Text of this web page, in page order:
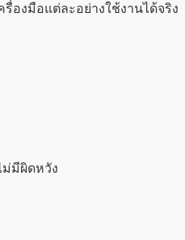
รื่องมือแต่ละอย่างใช้งานได้จริง
ม่มีผิดหวัง